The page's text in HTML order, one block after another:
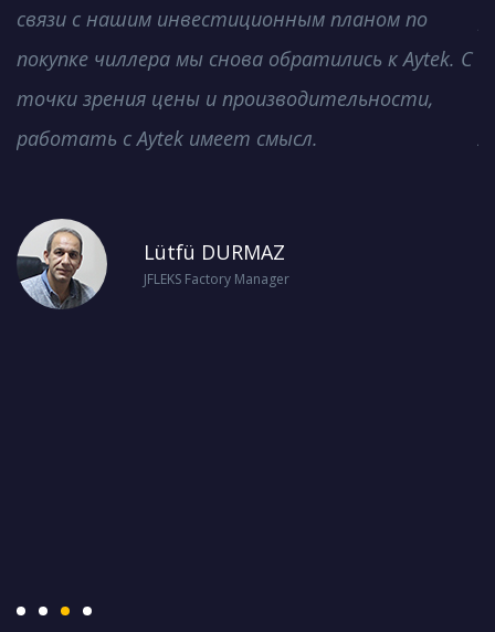
связи с нашим инвестиционным планом по
покупке чиллера мы снова обратились к Aytek. С
точки зрения цены и производительности,
работать с Aytek имеет смысл.
Lütfü DURMAZ
JFLEKS Factory Manager